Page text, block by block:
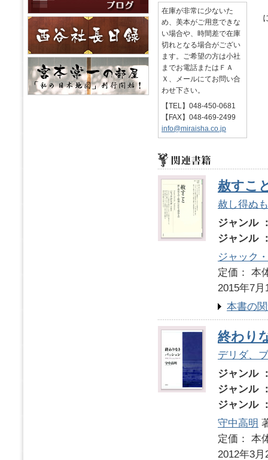
在庫が非常に少ないた
め、美本がご用意できな
い場合や、時間差で在庫
切れとなる場合がござい
ます。ご希望の方は小社
までお電話またはＦＡ
Ｘ、メールにてお問い合
わせ下さい。
【TEL】048-450-0681
【FAX】048-469-2499
info@miraisha.co.jp
赦すこ
赦し得ぬ
ジャンル
ジャンル
ジャック
定価：
2015年7月
本書の
終わり
デリダ、
ジャンル
ジャンル
ジャンル
守中高明
定価：
2012年3月